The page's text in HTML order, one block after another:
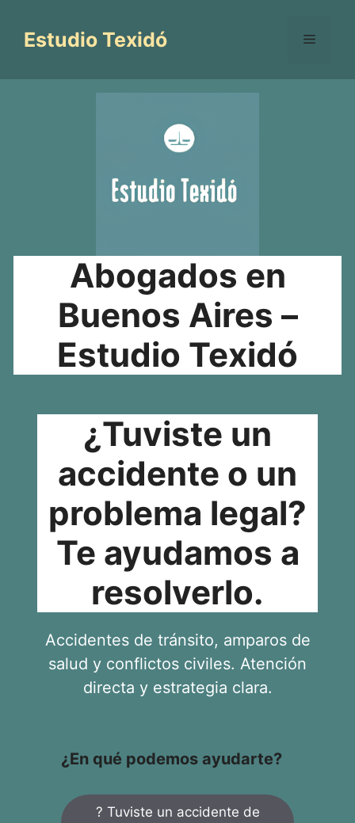
contenido
Estudio Texidó Menú
Abogados en
Buenos Aires –
Estudio Texidó
¿Tuviste un
accidente o un
problema legal?
Te ayudamos a
resolverlo.
Accidentes de tránsito, amparos de
salud y conflictos civiles. Atención
directa y estrategia clara.
¿En qué podemos ayudarte?
? Tuviste un accidente de